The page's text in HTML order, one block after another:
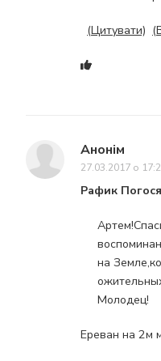
(Цитувати)
Анонім
27.03.2017 о
Рафик
на
Молодец!
Ереван на 2м